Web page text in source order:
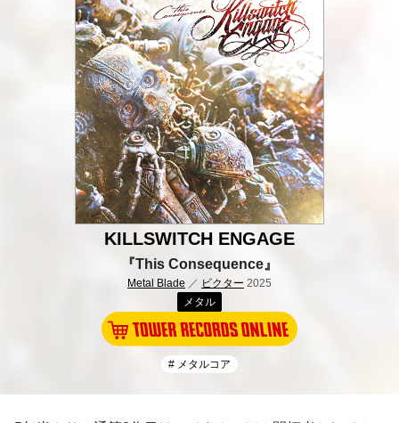
KILLSWITCH ENGAGE
『This Consequence』
Metal Blade ／ ビクター 2025
メタル
# メタルコア